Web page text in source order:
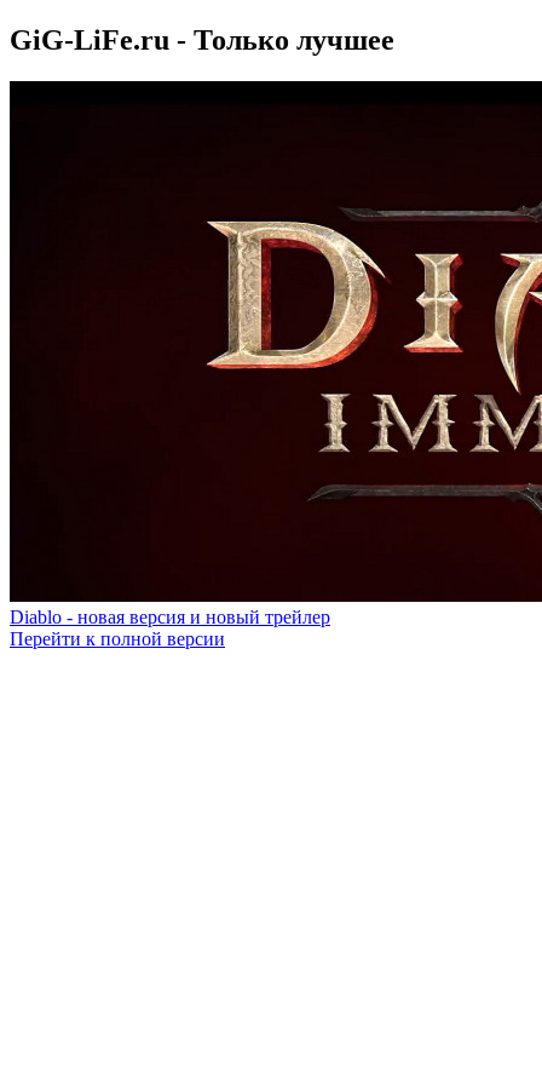
GiG-LiFe.ru - Только лучшее
Diablo - новая версия и новый трейлер
Перейти к полной версии